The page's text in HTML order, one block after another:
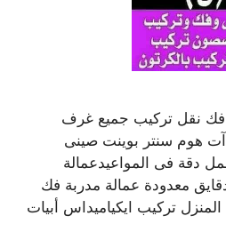
نقل تركيب جميع غرف
آت هوم سنتر بوينت صينى
دقة فى المواعيدعمالة
معدودة عمالة مدربة فك
تركيب ايكياميداس أبيات